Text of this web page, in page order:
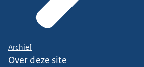
Archief
Over deze site